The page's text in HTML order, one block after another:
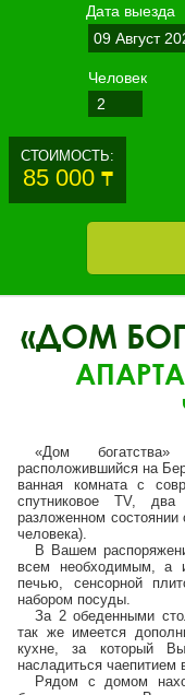
Дата выезда
Человек
СТОИМОСТЬ:
85 000 ₸
«ДОМ
«Дом
расположившийся на
ванная комната с
спутниковое TV,
разложенном
человека).
В Вашем
всем необходимым, а
печью, сенсорной
набором посуды.
За 2 обеденными
так же имеется
кухне, за который
насладиться чаепитием
Рядом с домом